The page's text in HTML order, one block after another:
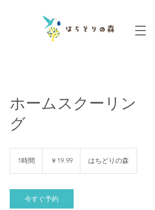
ホームスクーリン
グ
1時間 ￥19.99 はちどりの森
今すぐ予約